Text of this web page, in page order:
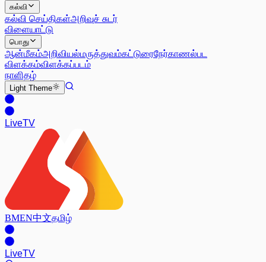
கல்வி
கல்வி செய்திகள்அறிவுச் சுடர்
விளையாட்டு
பொது
ஆன்மீகம்அறிவியல்மருத்துவம்கட்டுரைநேர்காணல்பட
விளக்கம்விளக்கப்படம்
நாளிதழ்
Light Theme
LiveTV
BMEN中文தமிழ்
LiveTV